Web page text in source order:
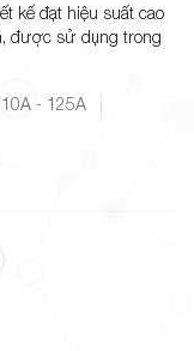
kế đạt hiệu suất cao
được sử dụng trong
- 125A